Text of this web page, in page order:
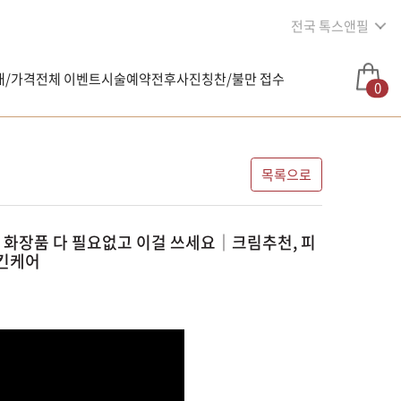
전국 톡스앤필
/가격전체 이벤트시술예약전후사진칭찬/불만 접수 0
목록으로
장품 다 필요없고 이걸 쓰세요│크림추천, 피
케어